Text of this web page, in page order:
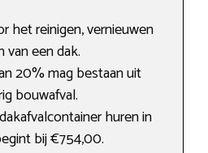
het reinigen, vernieuwen
van een dak.
20% mag bestaan uit
bouwafval.
huren in
bij €754,00.